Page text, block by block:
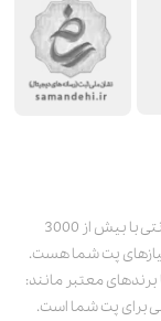
پت استور به عنوان یکی از قدیمی‌ترین پت شاپ های اینترنتی با بیش از 3000
پت شما هست.
معتبر مانند:
برای پت شما است.